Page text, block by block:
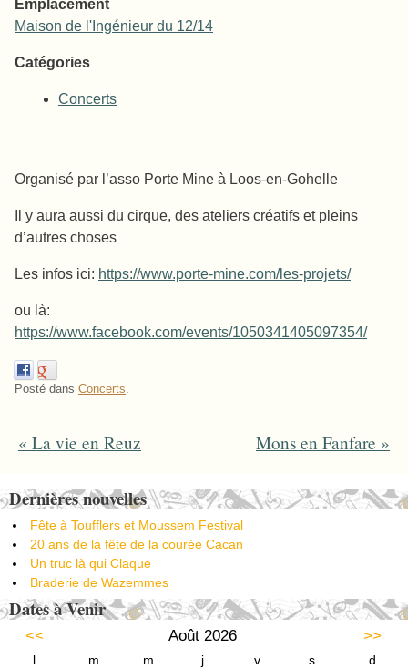
Emplacement
Maison de l'Ingénieur du 12/14
Catégories
Concerts
Organisé par l’asso Porte Mine à Loos-en-Gohelle
Il y aura aussi du cirque, des ateliers créatifs et pleins
d’autres choses
Les infos ici: https://www.porte-mine.com/les-projets/
ou là:
https://www.facebook.com/events/1050341405097354/
Posté dans Concerts
Post navigation
« La vie en Reuz Mons en Fanfare »
Dernières nouvelles
Fête à Toufflers et Moussem Festival
20 ans de la fête de la courée Cacan
Un truc là qui Claque
Braderie de Wazemmes
Dates à Venir
<< Août 2026 >>
l m m j v s
d